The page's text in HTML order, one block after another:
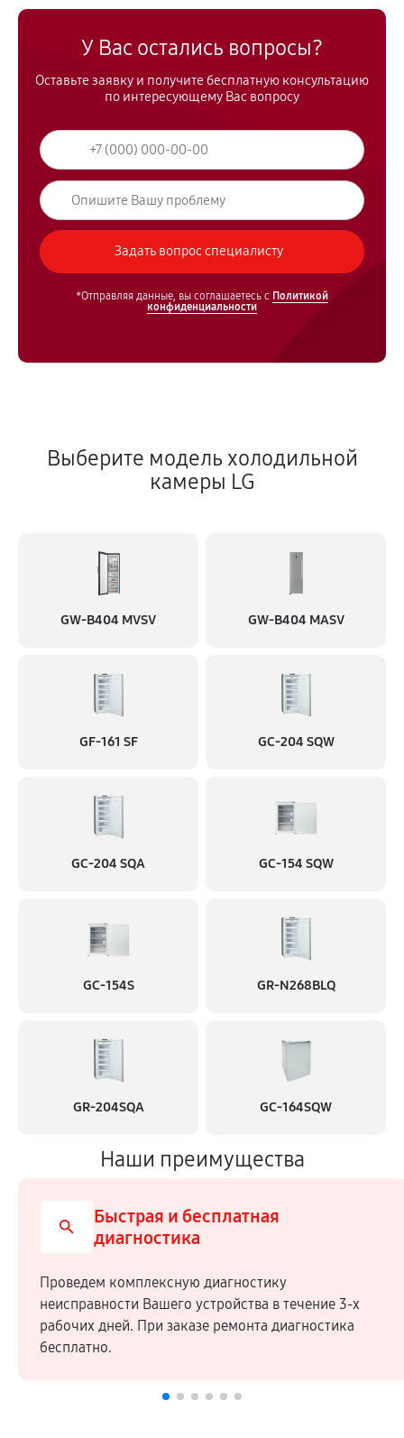
У Вас остались вопросы?
Оставьте заявку и получите бесплатную консультацию
по интересующему Вас вопросу
*Отправляя данные, вы соглашаетесь с Политикой
конфиденциальности
Выберите модель холодильной
камеры LG
GW-B404 MVSV GW-B404 MASV
GF-161 SF GC-204 SQW
GC-204 SQA GC-154 SQW
GC-154S GR-N268BLQ
GR-204SQA GC-164SQW
Наши преимущества
Быстрая и бесплатная
диагностика
Проведем комплексную диагностику
неисправности Вашего устройства в течение 3-х
рабочих дней. При заказе ремонта диагностика
бесплатно.